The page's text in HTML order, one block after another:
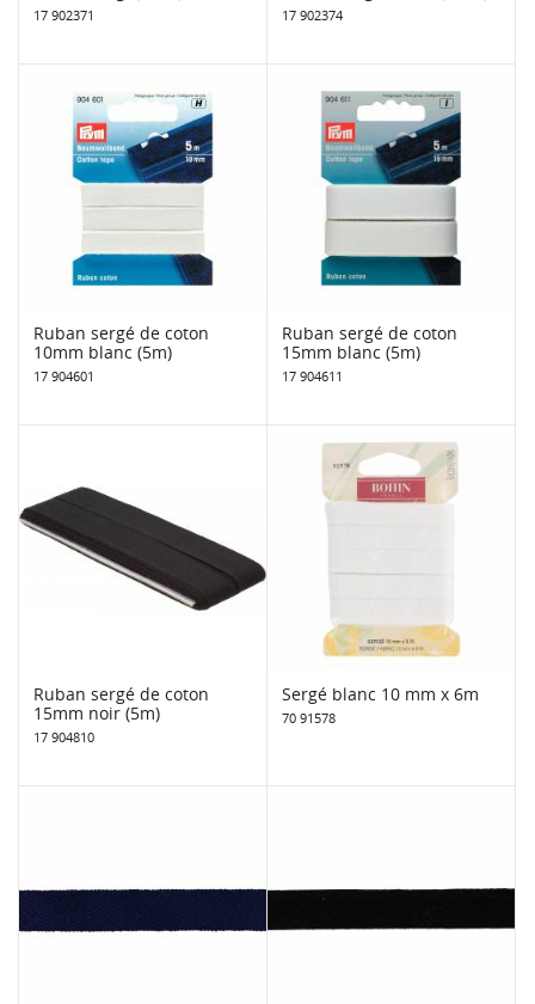
17 902371 17 902374
Ruban sergé de coton
10mm blanc (5m)
17 904601
Ruban sergé de coton
15mm blanc (5m)
17 904611
Ruban sergé de coton
15mm noir (5m)
17 904810
Sergé blanc 10 mm x 6m
70 91578